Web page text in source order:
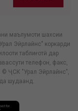
маълумоти шахсии
Эйрлайнс" коркарди
таблиғотӣ дар
телефон, факс,
© ҶСК "Урал Эйрлайнс",
шудаанд.